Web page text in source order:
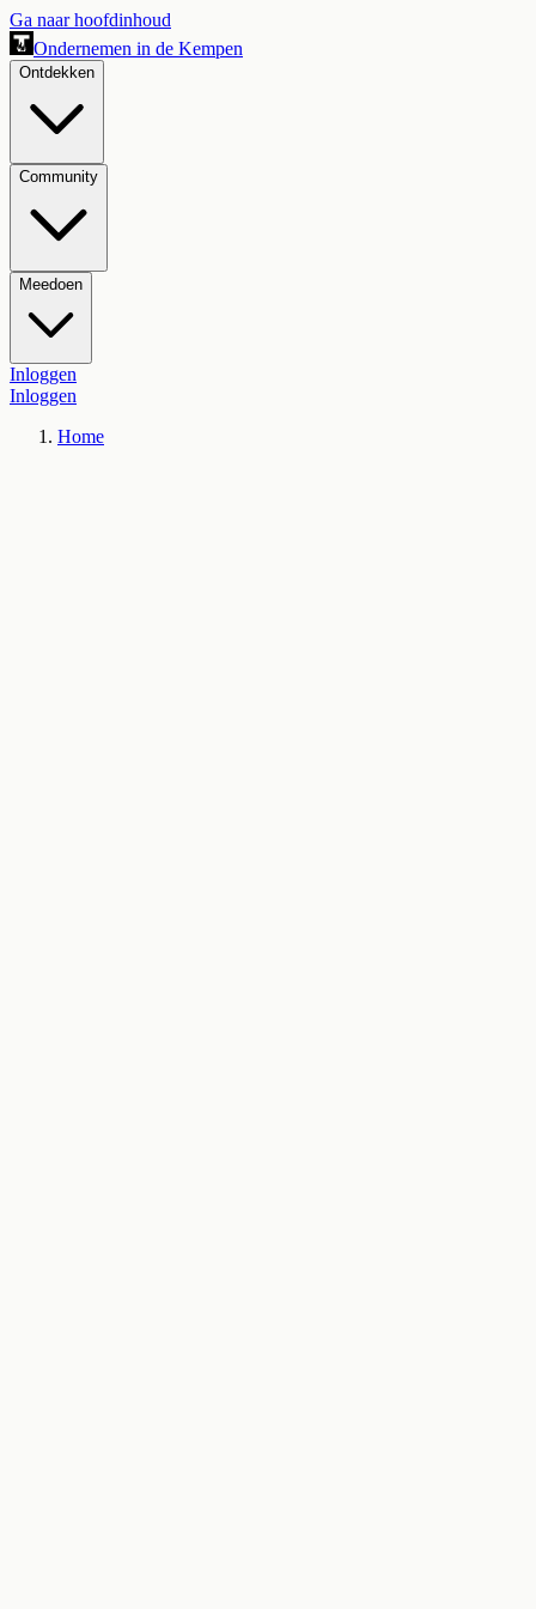
Ga naar hoofdinhoud
Ondernemen in de Kempen
Ontdekken
Community
Meedoen
Inloggen
Inloggen
Home